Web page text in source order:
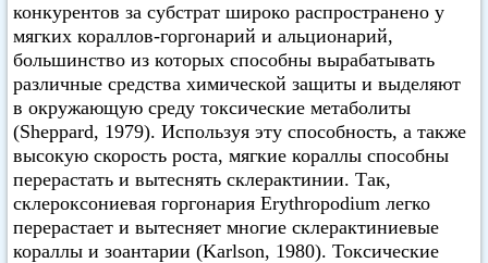
конкурентов за субстрат широко распространено у
мягких кораллов-горгонарий и альционарий,
большинство из которых способны вырабатывать
различные средства химической защиты и выделяют
в окружающую среду токсические метаболиты
(Sheppard, 1979). Используя эту способность, а также
высокую скорость роста, мягкие кораллы способны
перерастать и вытеснять склерактинии. Так,
склероксониевая горгонария Erythropodium легко
перерастает и вытесняет многие склерактиниевые
кораллы и зоантарии (Karlson, 1980). Токсические